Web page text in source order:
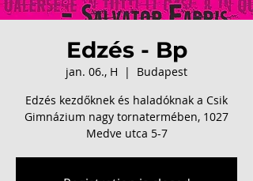
Edzés - Bp
jan. 06., H
  |
Budapest
Edzés kezdőknek és haladóknak a Csik
Gimnázium nagy tornatermében, 1027
Medve utca 5-7